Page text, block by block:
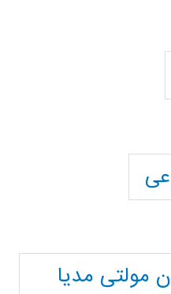
مولتی مدیا